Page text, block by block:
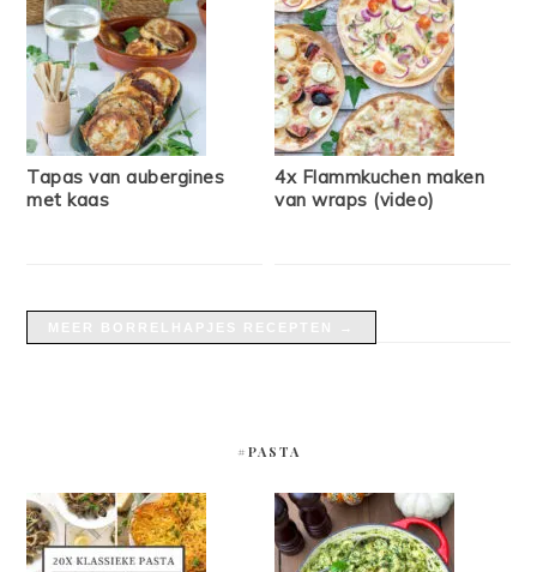
Tapas van aubergines
met kaas
4x Flammkuchen maken
van wraps (video)
#PASTA